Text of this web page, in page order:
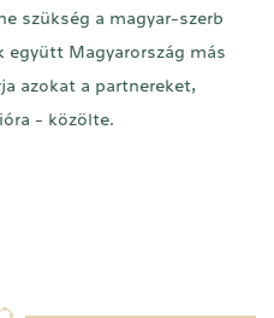
szükség a magyar-szerb
együtt Magyarország más
azokat a partnereket,
- közölte.